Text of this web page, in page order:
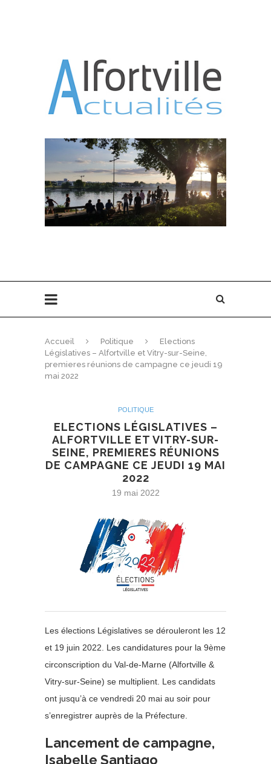
Accueil Politique
Elections
Législatives – Alfortville et Vitry-sur-Seine,
premieres réunions de campagne ce jeudi 19
mai 2022
POLITIQUE
ELECTIONS LÉGISLATIVES –
ALFORTVILLE ET VITRY-SUR-
SEINE, PREMIERES RÉUNIONS
DE CAMPAGNE CE JEUDI 19 MAI
2022
19 mai 2022
Les élections Législatives se dérouleront les 12
et 19 juin 2022. Les candidatures pour la 9ème
circonscription du Val-de-Marne (Alfortville &
Vitry-sur-Seine) se multiplient. Les candidats
ont jusqu’à ce vendredi 20 mai au soir pour
s’enregistrer auprès de la Préfecture.
Lancement de campagne,
Isabelle Santiago